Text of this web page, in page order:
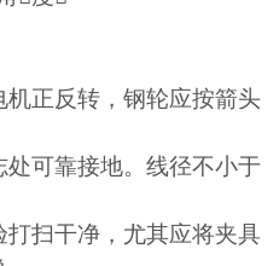
正反转，钢轮应按箭头
可靠接地。线径不小于
扫干净，尤其应将夹具